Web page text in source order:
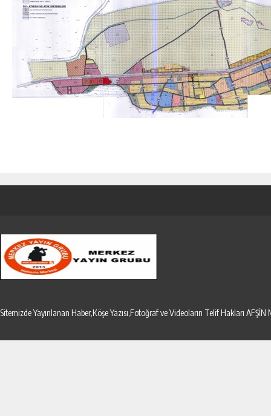
Sitemizde Yayınlanan Haber,Köşe Yazısı,Fotoğraf ve Videoların Telif Hakları